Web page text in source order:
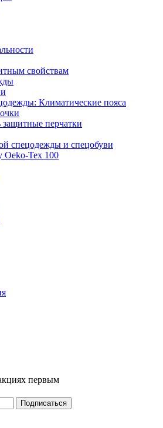
свойствам
Климатические пояса
перчатки
спецодежды и спецобуви
Oeko-Tex 100
первым